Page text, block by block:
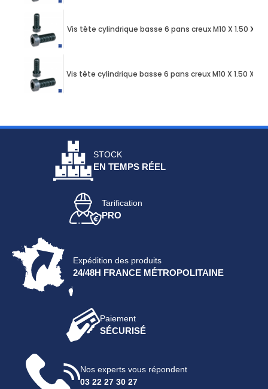
Vis tête cylindrique basse 6 pans creux M10 X 1.50 X
Vis tête cylindrique basse 6 pans creux M10 X 1.50 X
STOCK
EN TEMPS RÉEL
Tarification
PRO
Expédition des produits
24/48H FRANCE MÉTROPOLITAINE
Paiement
SÉCURISÉ
Nos experts vous répondent
03 22 27 30 27